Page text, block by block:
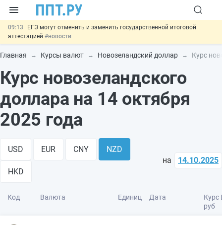
09:13
ЕГЭ могут отменить и заменить государственной итоговой
аттестацией #новости
00:01
7 августа: важные документы, вступающие в силу сегодня
#новости
электроники в госзакупках
06.08
Подписан указ об отмене спецрежима для вкладов физлиц из
06.08
Важно
Обеспечительный платёж СПОТ могут заменить
банковской гарантией
Главная Курсы валют Новозеландский доллар Курс
Курс новозеландского
доллара на 14 октября
2025 года
USD EUR CNY NZD
HKD
на 14.10.2025
Код Валюта Единиц Дата
Курс
руб